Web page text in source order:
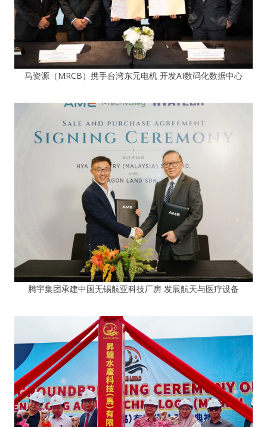
马资源（MRCB）携手台湾东元电机 开发AI数码化数据中心
腾宇集团承建中国无锡航亚科技厂房 发展航天与医疗设备